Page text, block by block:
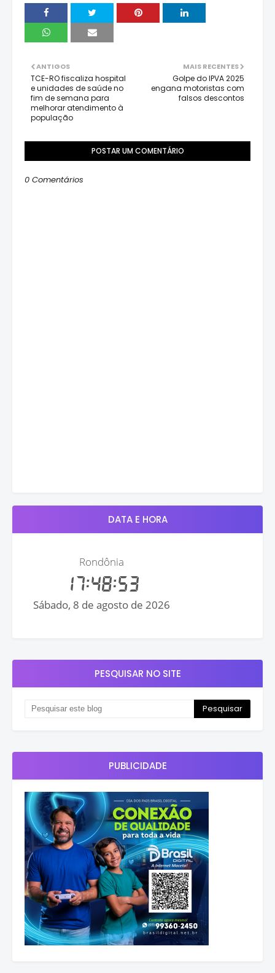
MAIS RECENTES
Golpe do IPVA 2025
engana motoristas com
falsos descontos
ANTIGOS
TCE-RO fiscaliza hospital
e unidades de saúde no
fim de semana para
melhorar atendimento à
população
POSTAR UM COMENTÁRIO
0 Comentários
DATA E HORA
PESQUISAR NO SITE
PUBLICIDADE